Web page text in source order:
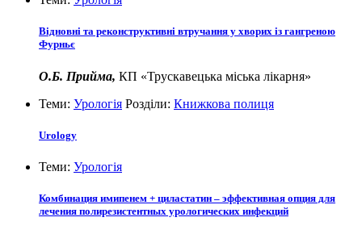
Відновні та реконструктивні втручання у хворих із гангреною
Фурньє
О.Б. Прийма, КП «Трускавецька міська лікарня»
Теми: Урологія Розділи: Книжкова полиця
Urology
Теми: Урологія
Комбинация имипенем + циластатин – эффективная опция для
лечения полирезистентных урологических инфекций